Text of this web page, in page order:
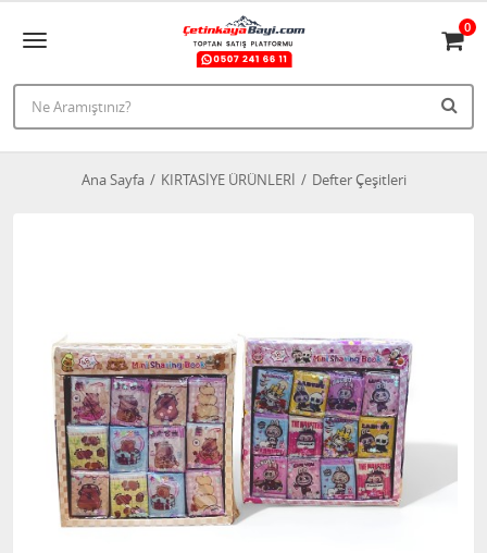
0
Ana Sayfa KIRTASİYE ÜRÜNLERİ Defter Çeşitleri